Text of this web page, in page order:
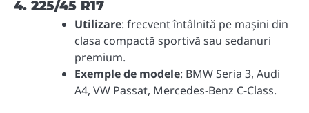
4. 225/45 R17
Utilizare: frecvent întâlnită pe mașini din
clasa compactă sportivă sau sedanuri
premium.
Exemple de modele: BMW Seria 3, Audi
A4, VW Passat, Mercedes-Benz C-Class.